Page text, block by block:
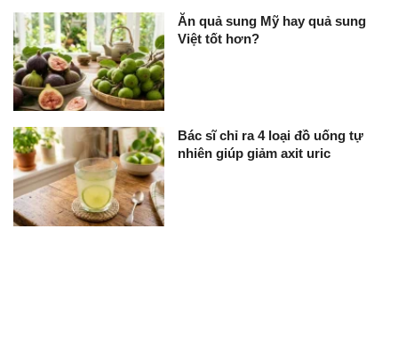
Ăn quả sung Mỹ hay quả sung
Việt tốt hơn?
Bác sĩ chỉ ra 4 loại đồ uống tự
nhiên giúp giảm axit uric